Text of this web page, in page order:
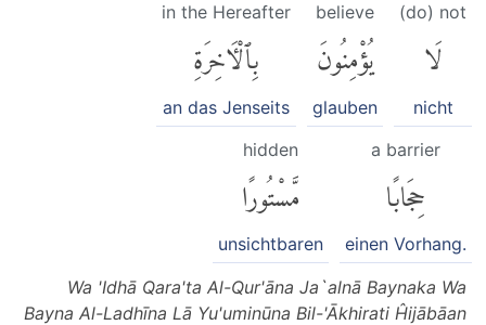
(do) not
لَا
nicht
believe
يُؤْمِنُونَ
glauben
in the Hereafter
بِٱلْءَاخِرَةِ
an das Jenseits
a barrier
حِجَابًا
einen Vorhang.
hidden
مَّسْتُورًا
unsichtbaren
Wa 'Idhā Qara'ta Al-Qur'āna Ja`alnā Baynaka Wa
Bayna Al-Ladhīna Lā Yu'uminūna Bil-'Ākhirati Ĥijābāan